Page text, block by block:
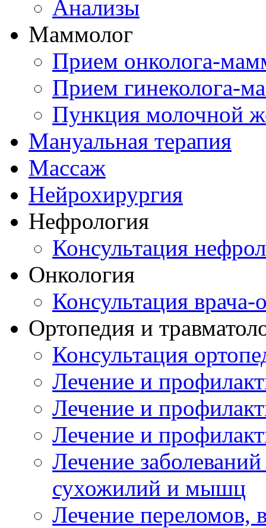
Анализы
Маммолог
Прием онколога-
Прием гинеколога-
Пункция молочной
Мануальная терапия
Массаж
Нейрохирургия
Нефрология
Консультация
Онкология
Консультация врача-
Ортопедия и
Консультация
Лечение и
Лечение и
Лечение и
Лечение
сухожилий и мышц
Лечение переломов,